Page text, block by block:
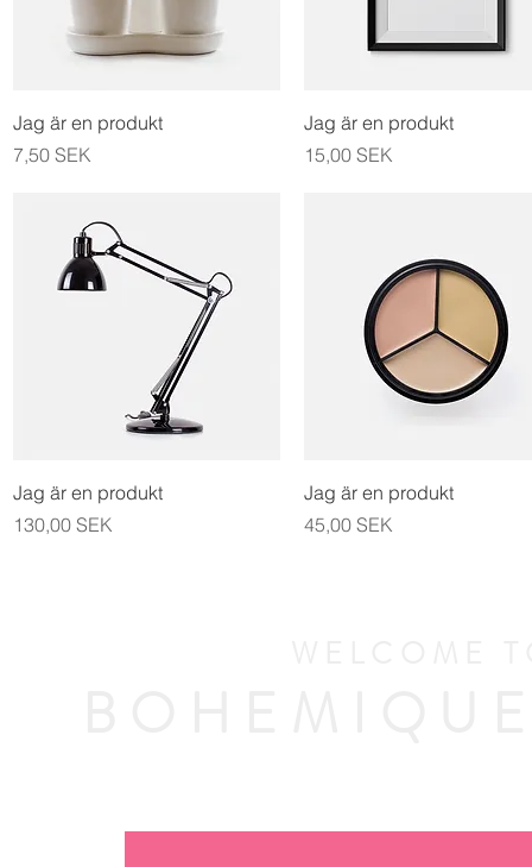
Aperçu rapide
Jag är en produkt
Prix
7,50 SEK
Aperçu rapide
Jag är en produkt
Prix
15,00 SEK
Aperçu rapide
Jag är en produkt
Prix
130,00 SEK
Aperçu rapide
Jag är en produkt
Prix
45,00 SEK